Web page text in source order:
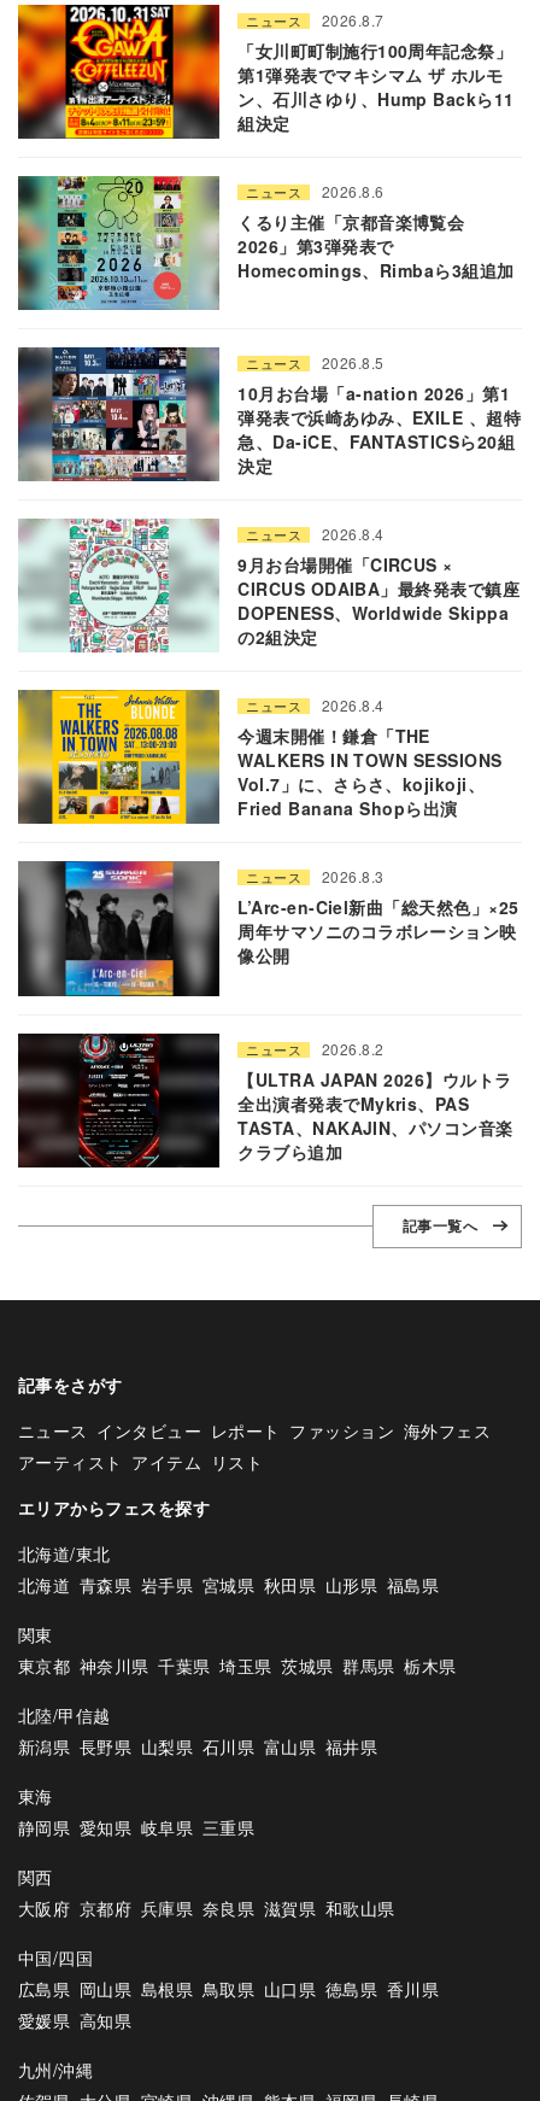
ニュース 2026.8.7
「女川町町制施行100周年記念祭」
第1弾発表でマキシマム ザ ホルモ
ン、石川さゆり、Hump Backら11
組決定
ニュース 2026.8.6
くるり主催「京都音楽博覧会
2026」第3弾発表で
Homecomings、Rimbaら3組追加
ニュース 2026.8.5
10月お台場「a-nation 2026」第1
弾発表で浜崎あゆみ、EXILE 、超特
急、Da-iCE、FANTASTICSら20組
決定
ニュース 2026.8.4
9月お台場開催「CIRCUS ×
CIRCUS ODAIBA」最終発表で鎮座
DOPENESS、Worldwide Skippa
の2組決定
ニュース 2026.8.4
今週末開催！鎌倉「THE
WALKERS IN TOWN SESSIONS
Vol.7」に、さらさ、kojikoji、
Fried Banana Shopら出演
ニュース 2026.8.3
L’Arc-en-Ciel新曲「総天然色」×25
周年サマソニのコラボレーション映
像公開
ニュース 2026.8.2
【ULTRA JAPAN 2026】ウルトラ
全出演者発表でMykris、PAS
TASTA、NAKAJIN、パソコン音楽
クラブら追加
記事一覧へ
記事をさがす
ニュース インタビュー レポート ファッション 海外フェス
アーティスト アイテム
リスト
エリアからフェスを探す
北海道/東北
北海道 青森県 岩手県 宮城県 秋田県 山形県 福島県
関東
東京都 神奈川県 千葉県 埼玉県 茨城県 群馬県 栃木県
北陸/甲信越
新潟県 長野県 山梨県 石川県 富山県 福井県
東海
静岡県 愛知県 岐阜県 三重県
関西
大阪府 京都府 兵庫県 奈良県 滋賀県 和歌山県
中国/四国
広島県 岡山県 島根県 鳥取県 山口県 徳島県 香川県
愛媛県 高知県
九州/沖縄